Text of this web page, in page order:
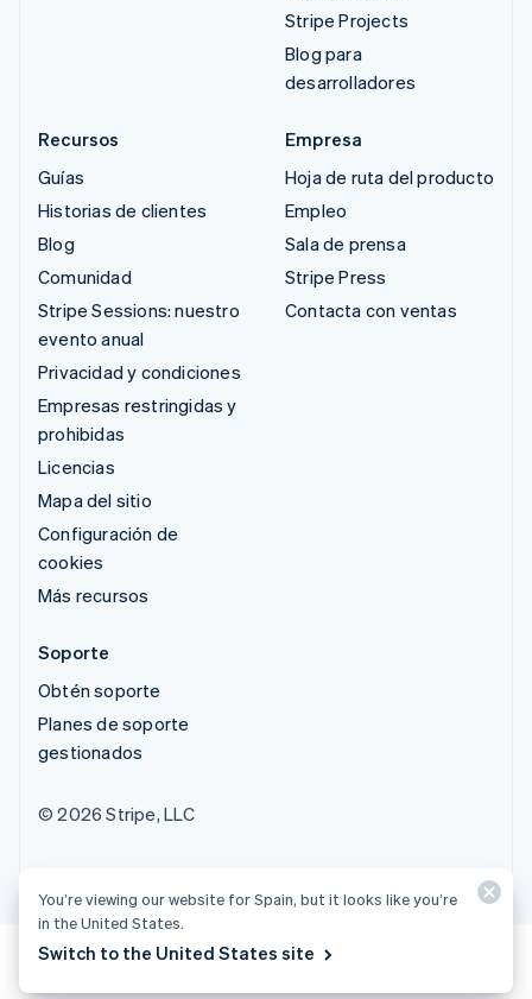
Stripe Projects
Blog para
desarrolladores
Recursos
Guías
Historias de clientes
Blog
Comunidad
Stripe Sessions: nuestro
evento anual
Privacidad y condiciones
Empresas restringidas y
prohibidas
Licencias
Mapa del sitio
Configuración de
cookies
Más recursos
Empresa
Hoja de ruta del producto
Empleo
Sala de prensa
Stripe Press
Contacta con ventas
Soporte
Obtén soporte
Planes de soporte
gestionados
© 2026 Stripe, LLC
You’re viewing our website for Spain, but it looks like you’re
in the United States.
Switch to the United States site